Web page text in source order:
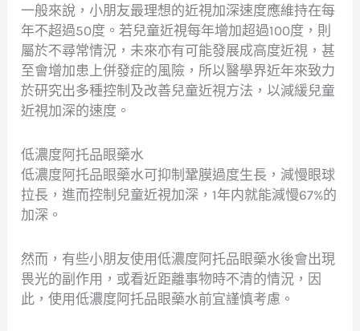
一般來說，小朋友最理想的近視加深速度應維持在每
年不超過50度。若兒童近視每年增加超過100度，則
屬於不尋常情況，未來亦有可能發展成高度近視，甚
至會增加患上併發症的風險，所以醫學界近年來致力
於研究出多種控制及改善兒童近視方法，以減緩兒童
近視加深的速度。
低濃度阿托品眼藥水
低濃度阿托品眼藥水可抑制鞏膜過度生長，減慢眼球
拉長，進而控制兒童近視加深，1年内就能減慢67%的
加深。
然而，有些小朋友使用低濃度阿托品眼藥水後會出現
畏光的副作用，或看近距離事物時不清的情況，因
此，使用低濃度阿托品眼藥水前宜謹慎考慮。